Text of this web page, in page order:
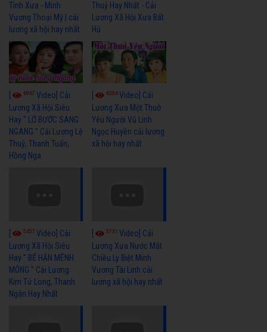
Tình Xưa - Minh
Vương Thoại Mỹ | cải
lương xã hội hay nhất
Thuỷ Hay Nhất - Cải
Lương Xã Hội Xưa Bất
Hủ
6967 Video] Cải
Lương Xã Hội Siêu
Hay " LỠ BƯỚC SANG
NGANG " Cải Lương Lệ
Thuỷ, Thanh Tuấn,
Hồng Nga
6384Video] Cải
Lương Xưa Một Thuở
Yêu Người Vũ Linh
Ngọc Huyền cải lương
xã hội hay nhất
5457 Video] Cải
Lương Xã Hội Siêu
Hay " BỂ HẬN MÊNH
MÔNG " Cải Lương
Kim Tử Long, Thanh
Ngân Hay Nhất
5731Video] Cải
Lương Xưa Nước Mắt
Chiều Ly Biệt Minh
Vương Tài Linh cải
lương xã hội hay nhất